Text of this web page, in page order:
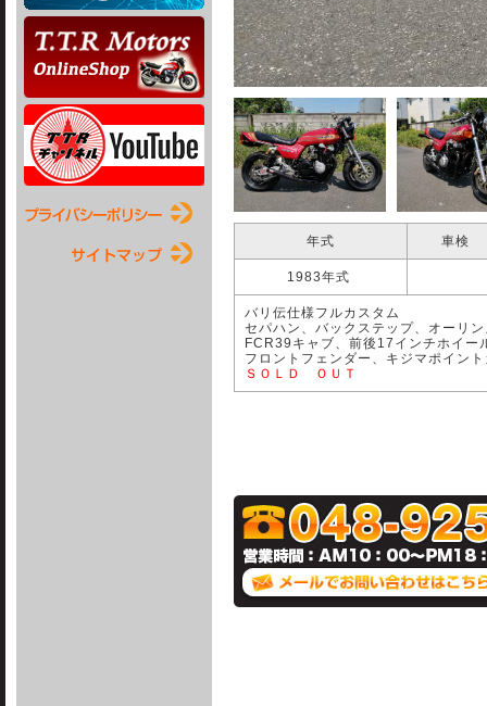
年式 車検
1983年式
バリ伝仕様フルカスタム
セパハン、バックステップ、オーリ
FCR39キャブ、前後17インチホイー
フロントフェンダー、キジマポイン
ＳＯＬＤ ＯＵＴ